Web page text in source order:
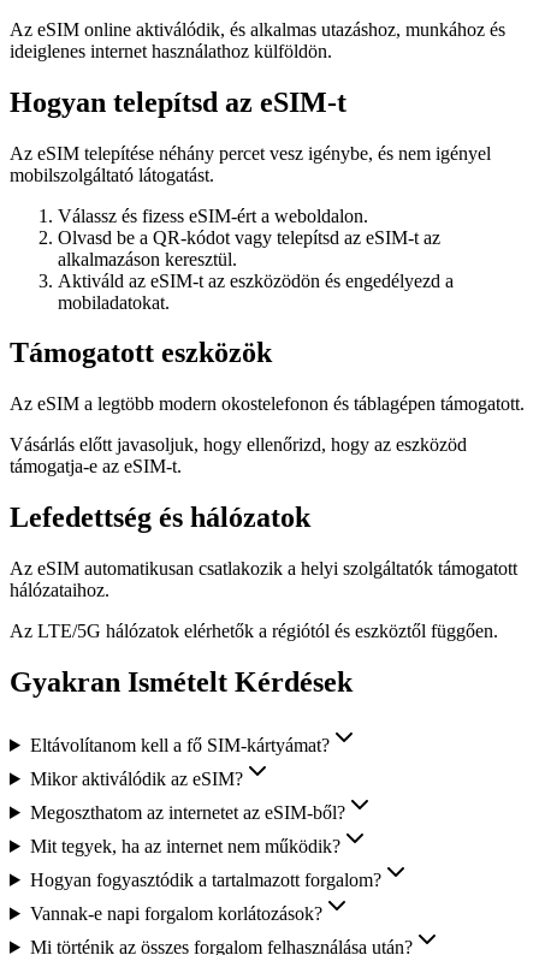
Az eSIM online aktiválódik, és alkalmas utazáshoz, munkához és
ideiglenes internet használathoz külföldön.
Hogyan telepítsd az eSIM-t
Az eSIM telepítése néhány percet vesz igénybe, és nem igényel
mobilszolgáltató látogatást.
Válassz és fizess eSIM-ért a weboldalon.
Olvasd be a QR-kódot vagy telepítsd az eSIM-t az
alkalmazáson keresztül.
Aktiváld az eSIM-t az eszközödön és engedélyezd a
mobiladatokat.
Támogatott eszközök
Az eSIM a legtöbb modern okostelefonon és táblagépen támogatott.
Vásárlás előtt javasoljuk, hogy ellenőrizd, hogy az eszközöd
támogatja-e az eSIM-t.
Lefedettség és hálózatok
Az eSIM automatikusan csatlakozik a helyi szolgáltatók támogatott
hálózataihoz.
Az LTE/5G hálózatok elérhetők a régiótól és eszköztől függően.
Gyakran Ismételt Kérdések
Eltávolítanom kell a fő SIM-kártyámat?
Mikor aktiválódik az eSIM?
Megoszthatom az internetet az eSIM-ből?
Mit tegyek, ha az internet nem működik?
Hogyan fogyasztódik a tartalmazott forgalom?
Vannak-e napi forgalom korlátozások?
Mi történik az összes forgalom felhasználása után?